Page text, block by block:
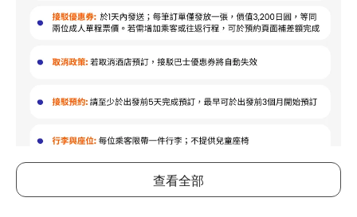
查看全部